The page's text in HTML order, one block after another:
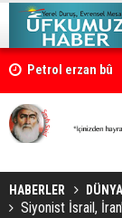
Petrol erzan bû
HABERLER DÜNYA
Siyonist İsrail,